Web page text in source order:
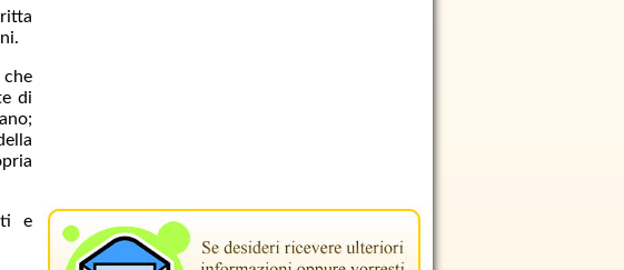
che
di
e